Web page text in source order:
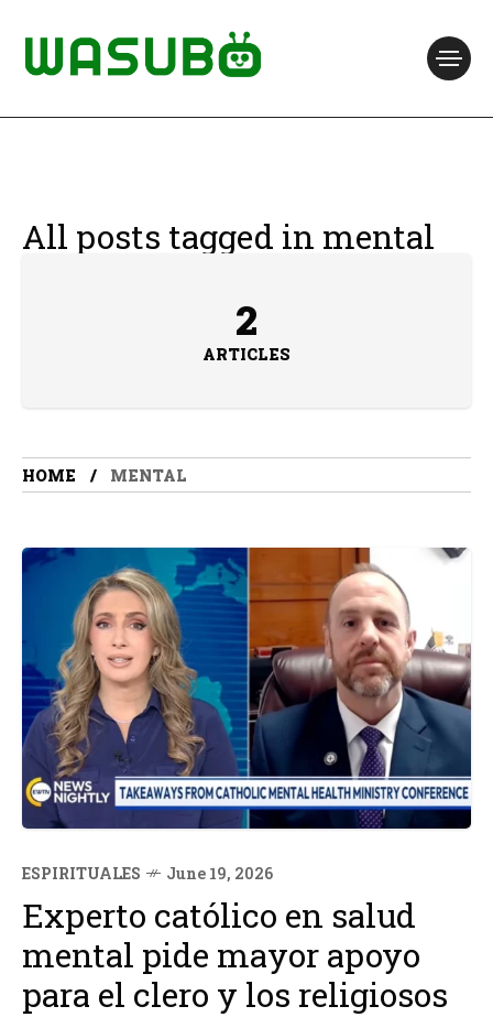
All posts tagged in mental
2
ARTICLES
HOME MENTAL
ESPIRITUALES June 19, 2026
Experto católico en salud
mental pide mayor apoyo
para el clero y los religiosos